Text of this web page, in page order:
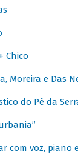
Chico
Moreira e Das
do Pé da
com voz, piano